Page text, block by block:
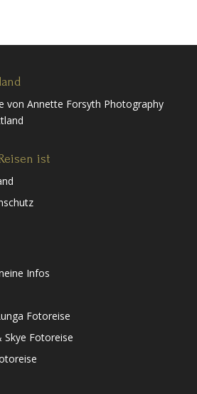
von Annette Forsyth Photography
ist
Infos
Fotoreise
Skye Fotoreise